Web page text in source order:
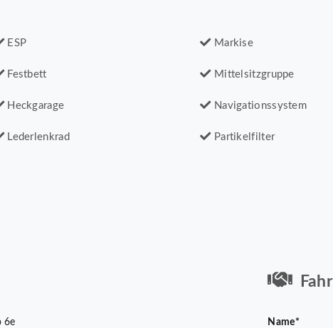
ESP
Festbett
Heckgarage
Lederlenkrad
Markise
Mittelsitzgruppe
Navigationssystem
Partikelfilter
6e
Name*